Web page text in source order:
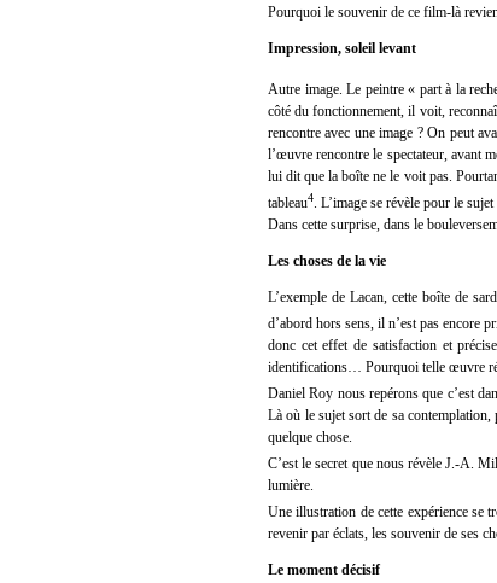
Pourquoi le souvenir de ce film-là
Impression, soleil levant
Autre image. Le peintre « part à la
côté du fonctionnement, il voit,
rencontre avec une image ? On peut
l’œuvre rencontre le spectateur, avant
lui dit que la boîte ne le voit pas.
tableau4. L’image se révèle pour le
Dans cette surprise, dans le
Les choses de la vie
L’exemple de Lacan, cette boîte de
d’abord hors sens, il n’est pas encore
donc cet effet de satisfaction et
identifications… Pourquoi telle œuvre
Daniel Roy nous repérons que c’est
Là où le sujet sort de sa contemplation,
quelque chose.
C’est le secret que nous révèle J.-A.
lumière.
Une illustration de cette expérience se
revenir par éclats, les souvenir de ses
Le moment décisif